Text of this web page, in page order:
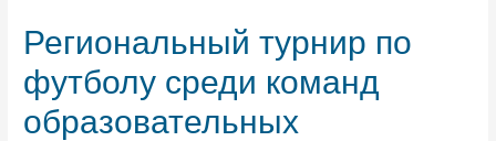
Региональный турнир по
футболу среди команд
образовательных